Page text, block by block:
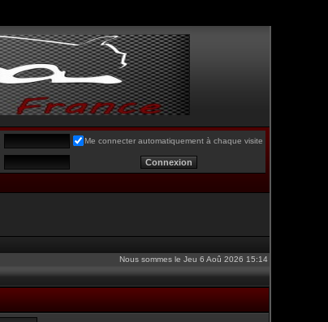
Me connecter automatiquement à chaque visite
Nous sommes le Jeu 6 Aoû 2026 15:14